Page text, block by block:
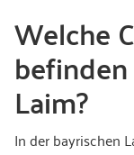
Welche
Laim?
In der bayrischen